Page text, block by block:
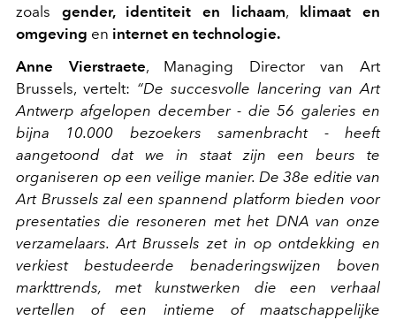
zoals gender, identiteit en lichaam, klimaat en
omgeving en internet en technologie.
Anne Vierstraete, Managing Director van Art
Brussels, vertelt: “De succesvolle lancering van Art
Antwerp afgelopen december - die 56 galeries en
bijna 10.000 bezoekers samenbracht - heeft
aangetoond dat we in staat zijn een beurs te
organiseren op een veilige manier. De 38e editie van
Art Brussels zal een spannend platform bieden voor
presentaties die resoneren met het DNA van onze
verzamelaars. Art Brussels zet in op ontdekking en
verkiest bestudeerde benaderingswijzen boven
markttrends, met kunstwerken die een verhaal
vertellen of een intieme of maatschappelijke